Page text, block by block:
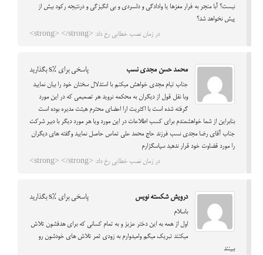
نیست؟ آبا منجر به فرار مغزها یا وادادگی و دلسردی و بی انگیزگی و درنتیجه رکود بیش از
پیش نخواهد شد؟
در زمان نصب خطایی رخ داد: <strong> </strong>
محمد حسن مجدی نسب پاسخی برای %s بگذارید
جناب تیام مجدی خواهش میکنم با استدلال سخنان خود را بیان نمایید
وبا نقل قول از دیگران به محکمه نروید هر تصمیمی که در این مورد
گرفته شده است با اکثریت ارا اعضای محترم هیئت مدیره بوده است
بنابراین از شما خواهشمندم برای کسب اطلاعات در این مورد ویا هر مورد دیگر با دبیر شرکت
جناب آقای رضا مجدی نسب فرزند حاج محمد علی تماس حاصل نمایید وگفته های دیگران
را مورد قضاوت خود قرار ندهید سپاسگزارم
در زمان نصب خطایی رخ داد: <strong> </strong>
درویش شکسته نویس پاسخی برای %s بگذارید
باسلام
اول از همه به این دختر عزیز و به تمام کسانی که برای هدفشون تلاش
میکنند تبریک میگم وامیدوارم به زودی ثمر تلاش های خودشون رو
ببینند